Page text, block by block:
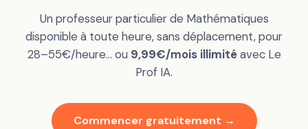
Un professeur particulier de Mathématiques
disponible à toute heure, sans déplacement, pour
28–55€/heure… ou 9,99€/mois illimitéavec Le
Prof IA.
Commencer gratuitement →